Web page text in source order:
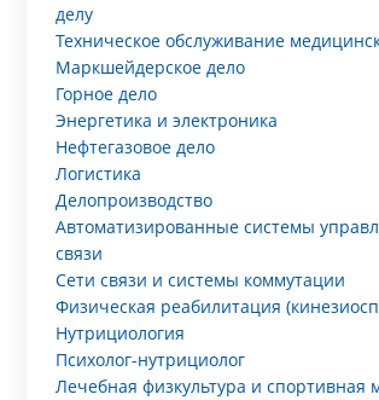
делу
Техническое обслуживание
Маркшейдерское дело
Горное дело
Энергетика и электроника
Нефтегазовое дело
Логистика
Делопроизводство
Автоматизированные системы
связи
Сети связи и системы коммутации
Физическая реабилитация
Нутрициология
Психолог-нутрициолог
Лечебная физкультура и спортивная